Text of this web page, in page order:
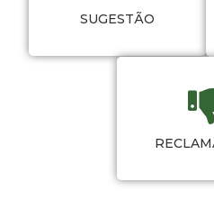
SUGESTÃO